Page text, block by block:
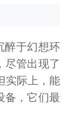
醉于幻想环
尽管出现了
实际上，能
备，它们最